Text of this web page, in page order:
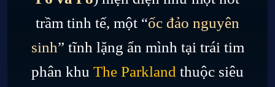
trầm tinh tế, một “ốc đảo nguyên
sinh” tĩnh lặng ẩn mình tại trái tim
phân khu The Parkland thuộc siêu